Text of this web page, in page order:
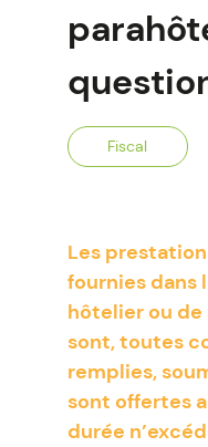
Fiscal
Les
fournies dans
hôtelier ou
sont, toutes
remplies,
sont offertes
durée